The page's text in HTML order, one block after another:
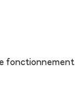
fonctionnement